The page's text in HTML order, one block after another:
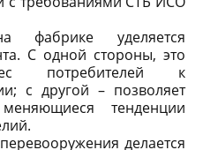
фабрике уделяется
С одной стороны, это
потребителей к
с другой – позволяет
тенденции
делается